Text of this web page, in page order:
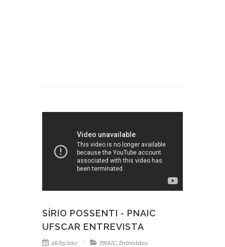
SÍRIO POSSENTI - PNAIC
UFSCAR ENTREVISTA
28/03/2017 PNAIC, Entrevistas